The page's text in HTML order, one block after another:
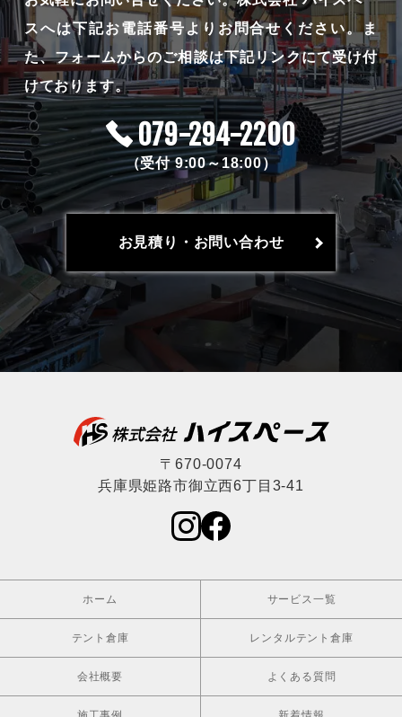
スへは下記お電話番号よりお問合せください。ま
た、フォームからのご相談は下記リンクにて受け付
けております。
079-294-2200
（受付 9:00～18:00）
お見積り・お問い合わせ
〒670-0074
兵庫県姫路市御立西6丁目3-41
ホーム サービス一覧
テント倉庫 レンタルテント倉庫
会社概要 よくある質問